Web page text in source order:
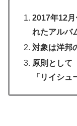
2017年12
れたアルバ
対象は洋邦
原則として
「リイシ